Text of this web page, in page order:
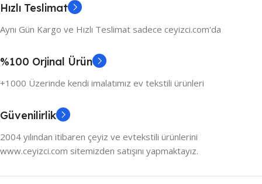
Hızlı Teslimat
Aynı Gün Kargo ve Hızlı Teslimat sadece ceyizci.com'da
%100 Orjinal Ürün
+1000 Üzerinde kendi imalatımız ev tekstili ürünleri
Güvenilirlik
2004 yılından itibaren çeyiz ve evtekstili ürünlerini
www.ceyizci.com sitemizden satışını yapmaktayız.